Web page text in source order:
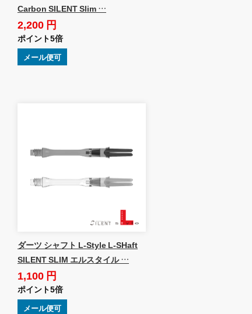
Carbon SILENT Slim …
2,200 円
ポイント5倍
メール便可
ダーツ シャフト L-Style L-SHaft
SILENT SLIM エルスタイル …
1,100 円
ポイント5倍
メール便可